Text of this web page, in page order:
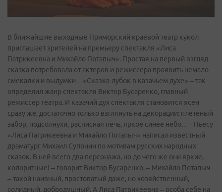
В ближайшие выходные Приморский краевой театр кукол
приглашает зрителей на премьеру спектакля «Лиса
Патрикеевна и Михайло Потапыч». Простая на первый взгляд
сказка потребовала от актеров и режиссера проявить немало
смекалки и выдумки…«Сказка­-лубок в казачьем духе» – так
определил жанр спектакля Виктор Бусаренко, главный
режиссер театра. И казачий дух спектакля становится ясен
сразу же, достаточно только взглянуть на декорации: плетеный
забор, подсолнухи, расписная печь, яркое синее небо…– Пьесу
«Лиса Патрикеевна и Михайло Потапыч» написал известный
драматург Михаил Супонин по мотивам русских народных
сказок. В ней всего два персонажа, но до чего же они яркие,
колоритные! – говорит Виктор Бусаренко. – Михайло Потапыч
– такой наивный, простоватый даже, но хозяйственный,
солидный, добродушный. А Лиса Патрикеевна – особа себе на